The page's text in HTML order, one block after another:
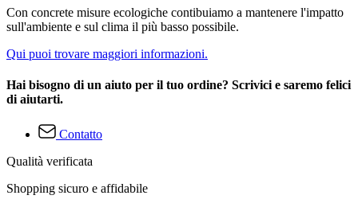
Con concrete misure ecologiche contibuiamo a mantenere l'impatto
sull'ambiente e sul clima il più basso possibile.
Qui puoi trovare maggiori informazioni.
Hai bisogno di un aiuto per il tuo ordine? Scrivici e saremo felici
di aiutarti.
Contatto
Qualità verificata
Shopping sicuro e affidabile